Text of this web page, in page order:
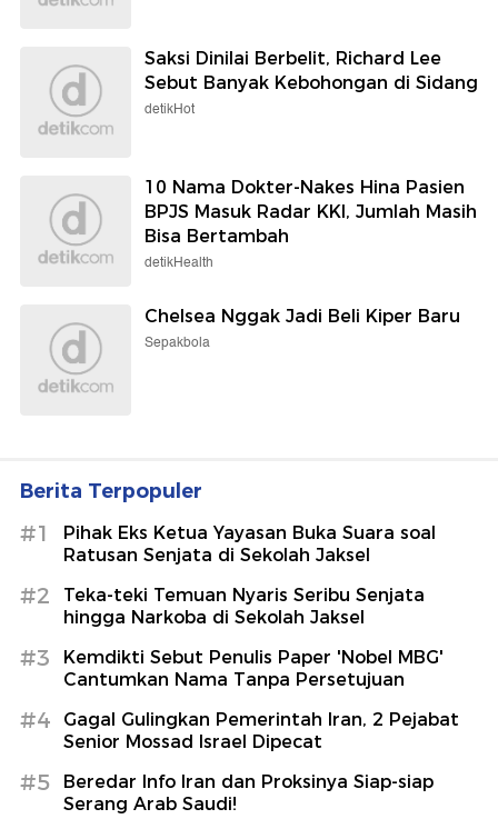
Saksi Dinilai Berbelit, Richard Lee
Sebut Banyak Kebohongan di Sidang
detikHot
10 Nama Dokter-Nakes Hina Pasien
BPJS Masuk Radar KKI, Jumlah Masih
Bisa Bertambah
detikHealth
Chelsea Nggak Jadi Beli Kiper Baru
Sepakbola
Berita Terpopuler
#1
Pihak Eks Ketua Yayasan Buka Suara soal
Ratusan Senjata di Sekolah Jaksel
#2
Teka-teki Temuan Nyaris Seribu Senjata
hingga Narkoba di Sekolah Jaksel
#3
Kemdikti Sebut Penulis Paper 'Nobel MBG'
Cantumkan Nama Tanpa Persetujuan
#4
Gagal Gulingkan Pemerintah Iran, 2 Pejabat
Senior Mossad Israel Dipecat
#5
Beredar Info Iran dan Proksinya Siap-siap
Serang Arab Saudi!